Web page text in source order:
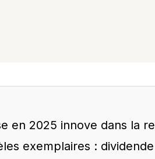
en 2025 innove dans la
exemplaires :